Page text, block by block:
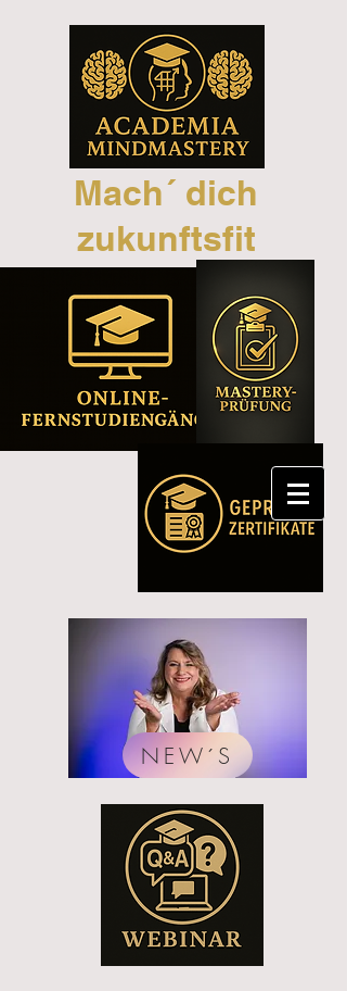
Mach´ dich
zukunftsfit
NEW´S